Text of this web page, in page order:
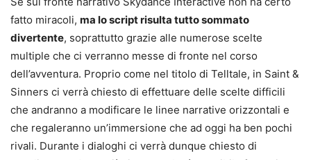
fatto miracoli, ma lo script risulta tutto sommato
divertente, soprattutto grazie alle numerose scelte
multiple che ci verranno messe di fronte nel corso
dell’avventura. Proprio come nel titolo di Telltale, in Saint &
Sinners ci verrà chiesto di effettuare delle scelte difficili
che andranno a modificare le linee narrative orizzontali e
che regaleranno un’immersione che ad oggi ha ben pochi
rivali. Durante i dialoghi ci verrà dunque chiesto di